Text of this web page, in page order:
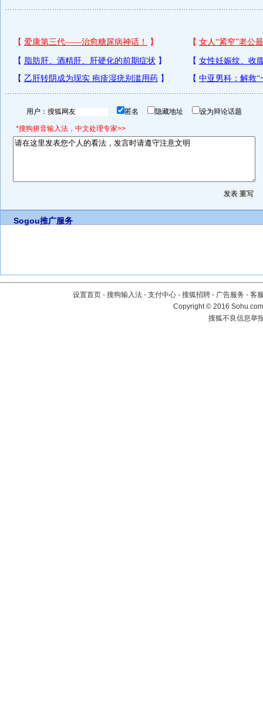
用户： 匿名 隐藏地址 设为辩论话题
*搜狗拼音输入法，中文处理专家>>
Sogou推广服务
设置首页 - 搜狗输入法 - 支付中心 - 搜狐招聘 - 广告服务 - 客
Copyright©2016
搜狐不良信息举